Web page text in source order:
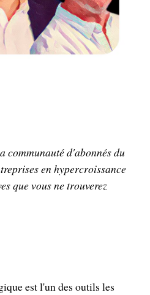
d'abonnés du
en hypercroissance
que vous ne trouverez
est l'un des outils les